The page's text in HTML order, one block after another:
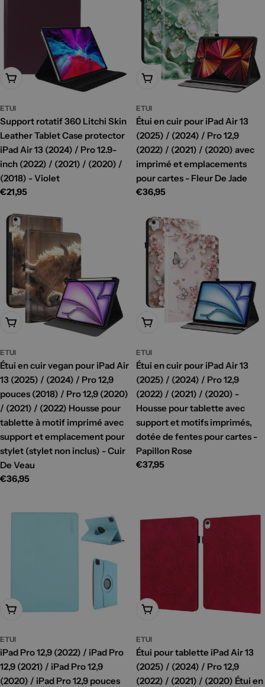
Ajouter Au Panier
ETUI
Support rotatif 360 Litchi Skin
Leather Tablet Case protector
iPad Air 13 (2024) / Pro 12.9-
inch (2022) / (2021) / (2020) /
(2018) - Violet
Prix
€21,95
Ajouter Au Panier
ETUI
Étui en cuir pour iPad Air 13
(2025) / (2024) / Pro 12,9
(2022) / (2021) / (2020) avec
imprimé et emplacements
pour cartes - Fleur De Jade
Prix
€36,95
Ajouter Au Panier
ETUI
Étui en cuir vegan pour iPad Air
13 (2025) / (2024) / Pro 12,9
pouces (2018) / Pro 12,9 (2020)
/ (2021) / (2022) Housse pour
tablette à motif imprimé avec
support et emplacement pour
stylet (stylet non inclus) - Cuir
De Veau
Prix
€36,95
Ajouter Au Panier
ETUI
Étui en cuir pour iPad Air 13
(2025) / (2024) / Pro 12,9
(2022) / (2021) / (2020) -
Housse pour tablette avec
support et motifs imprimés,
dotée de fentes pour cartes -
Papillon Rose
Prix
€37,95
Ajouter Au Panier
ETUI
iPad Pro 12,9 (2022) / iPad Pro
12,9 (2021) / iPad Pro 12,9
(2020) / iPad Pro 12,9 pouces
Ajouter Au Panier
ETUI
Étui pour tablette iPad Air 13
(2025) / (2024) / Pro 12,9
(2022) / (2021) / (2020) Étui en